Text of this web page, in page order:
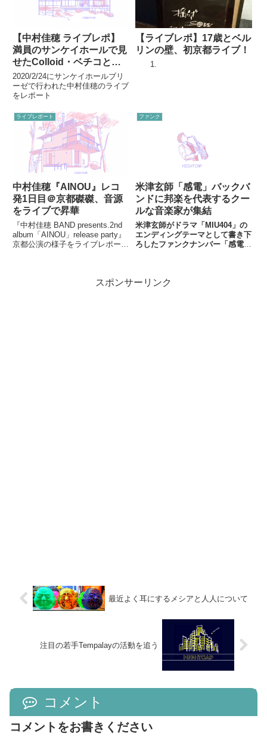
【中村佳穂 ライブレポ】
満員のサンケイホールで見
せたColloid・ベチコとの
コラボと、新展開
2020/2/24にサンケイホールブリ
ーゼで行われた中村佳穂のライブ
をレポート
【ライブレポ】17歳とベル
リンの壁、初京都ライブ！
ライブレポート
中村佳穂『AINOU』レコ
発1日目＠京都磔磔、音源
をライブで昇華
『中村佳穂 BAND presents.2nd
album「AINOU」release party』
京都公演の様子をライブレポー
ファンク
米津玄師「感電」バックバ
ンドに邦楽を代表するクー
ルな音楽家が集結
米津玄師がドラマ「MIU404」の
エンディングテーマとして書き下
ろしたファンクナンバー「感電」
スポンサーリンク
最近よく耳にするメシアと人人について
注目の若手Tempalayの活動を追う
コメント
コメントをお書きください